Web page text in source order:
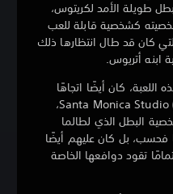
طويلة الأمد لكريتوس،
كشخصية قابلة للعب
كان قد طال انتظارها ذلك
ابنه أتريوس.
اللعبة، كان أيضًا اتجاهًا
صعبًا بالنسبة للمطورين في Santa Monica Studio (SMS)،
البطل الذي لطالما
فحسب، بل كان عليهم أيضًا
تقود دوافعها الخاصة